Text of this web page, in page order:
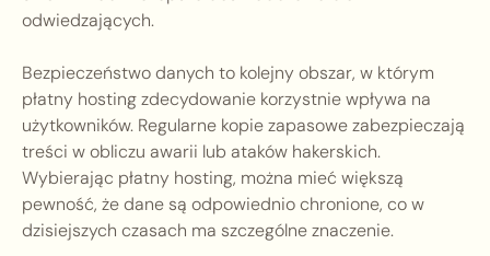
odwiedzających.
Bezpieczeństwo danych to kolejny obszar, w którym
płatny hosting zdecydowanie korzystnie wpływa na
użytkowników. Regularne kopie zapasowe zabezpieczają
treści w obliczu awarii lub ataków hakerskich.
Wybierając płatny hosting, można mieć większą
pewność, że dane są odpowiednio chronione, co w
dzisiejszych czasach ma szczególne znaczenie.